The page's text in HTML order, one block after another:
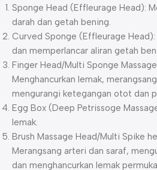
Sponge Head (Effleurage Head):
darah dan getah bening.
Curved Sponge (Effleurage
dan memperlancar aliran getah
Finger Head/Multi Sponge
Menghancurkan lemak,
mengurangi ketegangan otot dan
Egg Box (Deep Petrissoge
lemak.
Brush Massage Head/Multi Spike
Merangsang arteri dan saraf,
dan menghancurkan lemak